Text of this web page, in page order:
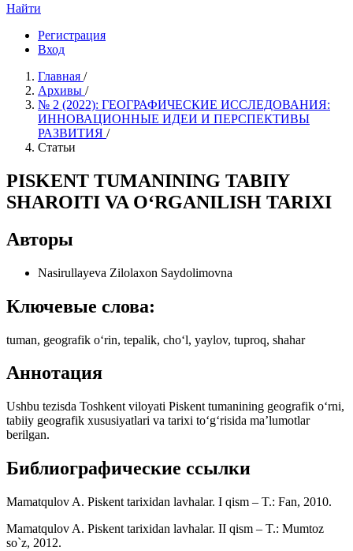
Найти
Регистрация
Вход
Главная /
Архивы /
№ 2 (2022): ГЕОГРАФИЧЕСКИЕ ИССЛЕДОВАНИЯ:
ИННОВАЦИОННЫЕ ИДЕИ И ПЕРСПЕКТИВЫ
РАЗВИТИЯ /
Статьи
PISKENT TUMANINING TABIIY
SHAROITI VA O‘RGANILISH TARIXI
Авторы
Nasirullayeva Zilolaxon Saydolimovna
Ключевые слова:
tuman, geografik o‘rin, tepalik, cho‘l, yaylov, tuproq, shahar
Аннотация
Ushbu tezisda Toshkent viloyati Piskent tumanining geografik o‘rni,
tabiiy geografik xususiyatlari va tarixi to‘g‘risida ma’lumotlar
berilgan.
Библиографические ссылки
Mamatqulov A. Piskent tarixidan lavhalar. I qism – T.: Fan, 2010.
Mamatqulov A. Piskent tarixidan lavhalar. II qism – T.: Mumtoz
so`z, 2012.